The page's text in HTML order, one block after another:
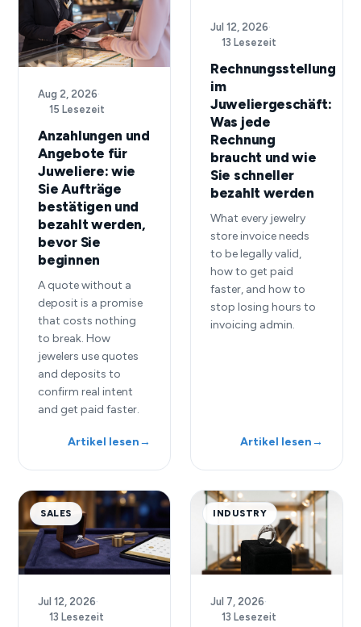
Aug 2, 2026·
15 Lesezeit
Anzahlungen und
Angebote für
Juweliere: wie
Sie Aufträge
bestätigen und
bezahlt werden,
bevor Sie
beginnen
A quote without a
deposit is a promise
that costs nothing
to break. How
jewelers use quotes
and deposits to
confirm real intent
and get paid faster.
Artikel lesen→
Jul 12, 2026·
13 Lesezeit
Rechnungsstellung
im
Juweliergeschäft:
Was jede
Rechnung
braucht und wie
Sie schneller
bezahlt werden
What every jewelry
store invoice needs
to be legally valid,
how to get paid
faster, and how to
stop losing hours to
invoicing admin.
Artikel lesen→
SALES
Jul 12, 2026·
13 Lesezeit
INDUSTRY
Jul 7, 2026·
13 Lesezeit